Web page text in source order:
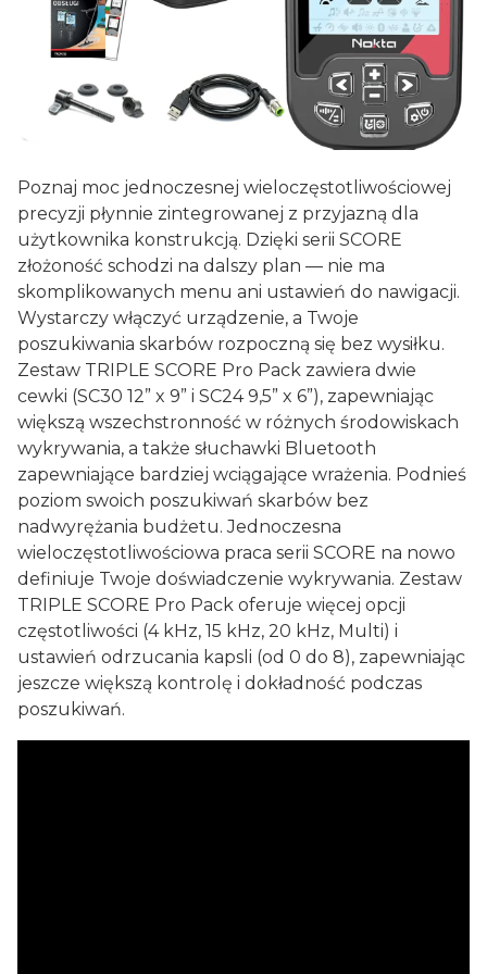
Poznaj moc jednoczesnej wieloczęstotliwościowej
precyzji płynnie zintegrowanej z przyjazną dla
użytkownika konstrukcją. Dzięki serii SCORE
złożoność schodzi na dalszy plan — nie ma
skomplikowanych menu ani ustawień do nawigacji.
Wystarczy włączyć urządzenie, a Twoje
poszukiwania skarbów rozpoczną się bez wysiłku.
Zestaw TRIPLE SCORE Pro Pack zawiera dwie
cewki (SC30 12” x 9” i SC24 9,5” x 6”), zapewniając
większą wszechstronność w różnych środowiskach
wykrywania, a także słuchawki Bluetooth
zapewniające bardziej wciągające wrażenia. Podnieś
poziom swoich poszukiwań skarbów bez
nadwyrężania budżetu. Jednoczesna
wieloczęstotliwościowa praca serii SCORE na nowo
definiuje Twoje doświadczenie wykrywania. Zestaw
TRIPLE SCORE Pro Pack oferuje więcej opcji
częstotliwości (4 kHz, 15 kHz, 20 kHz, Multi) i
ustawień odrzucania kapsli (od 0 do 8), zapewniając
jeszcze większą kontrolę i dokładność podczas
poszukiwań.